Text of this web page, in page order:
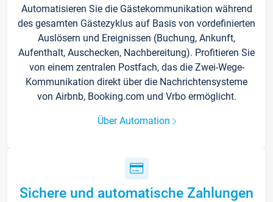
Automatisieren Sie die Gästekommunikation während
des gesamten Gästezyklus auf Basis von vordefinierten
Auslösern und Ereignissen (Buchung, Ankunft,
Aufenthalt, Auschecken, Nachbereitung). Profitieren Sie
von einem zentralen Postfach, das die Zwei-Wege-
Kommunikation direkt über die Nachrichtensysteme
von Airbnb, Booking.com und Vrbo ermöglicht.
Über Automation
Sichere und automatische Zahlungen